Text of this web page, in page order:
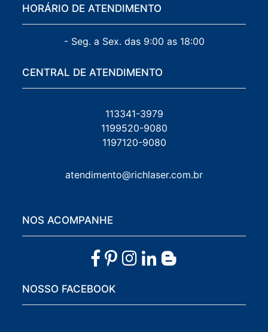
HORÁRIO DE ATENDIMENTO
- Seg. a Sex. das 9:00 as 18:00
CENTRAL DE ATENDIMENTO
113341-3979
1199520-9080
1197120-9080
atendimento@richlaser.com.br
NOS ACOMPANHE
NOSSO FACEBOOK